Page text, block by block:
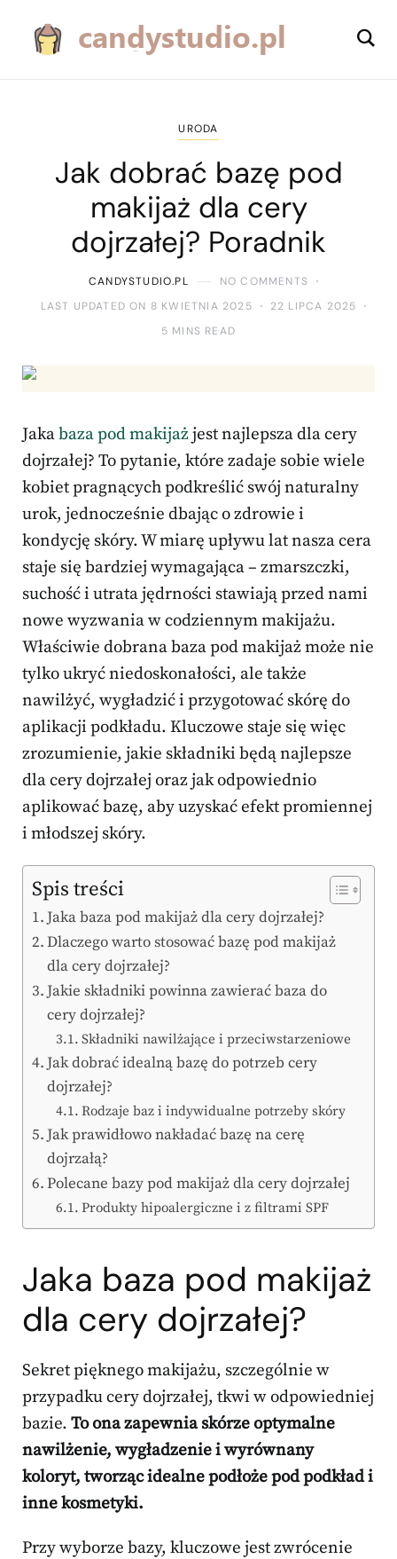
URODA
Jak dobrać bazę pod
makijaż dla cery
dojrzałej? Poradnik
CANDYSTUDIO.PL
NO COMMENTS
LAST UPDATED ON 8 KWIETNIA 2025
22 LIPCA 2025
5 MINS READ
Jakabaza pod makijażjest najlepsza dla cery
dojrzałej? To pytanie, które zadaje sobie wiele
kobiet pragnących podkreślić swój naturalny
urok, jednocześnie dbając o zdrowie i
kondycję skóry. W miarę upływu lat nasza cera
staje się bardziej wymagająca – zmarszczki,
suchość i utrata jędrności stawiają przed nami
nowe wyzwania w codziennym makijażu.
Właściwie dobrana baza pod makijaż może nie
tylko ukryć niedoskonałości, ale także
nawilżyć, wygładzić i przygotować skórę do
aplikacji podkładu. Kluczowe staje się więc
zrozumienie, jakie składniki będą najlepsze
dla cery dojrzałej oraz jak odpowiednio
aplikować bazę, aby uzyskać efekt promiennej
i młodszej skóry.
Spis treści
Jaka baza pod makijaż dla cery dojrzałej?
Dlaczego warto stosować bazę pod makijaż
dla cery dojrzałej?
Jakie składniki powinna zawierać baza do
cery dojrzałej?
Składniki nawilżające i przeciwstarzeniowe
Jak dobrać idealną bazę do potrzeb cery
dojrzałej?
Rodzaje baz i indywidualne potrzeby skóry
Jak prawidłowo nakładać bazę na cerę
dojrzałą?
Polecane bazy pod makijaż dla cery dojrzałej
Produkty hipoalergiczne i z filtrami SPF
Jaka baza pod makijaż
dla cery dojrzałej?
Sekret pięknego makijażu, szczególnie w
przypadku cery dojrzałej, tkwi w odpowiedniej
bazie. To ona zapewnia skórze optymalne
nawilżenie, wygładzenie i wyrównany
koloryt, tworząc idealne podłoże pod podkład i
inne kosmetyki.
Przy wyborze bazy, kluczowe jest zwrócenie